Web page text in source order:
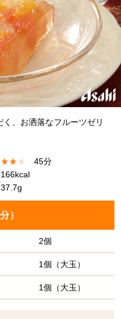
、お洒落なフルーツゼリ
★★★
45分
166kcal
37.7g
）
2個
1個（大玉）
1個（大玉）